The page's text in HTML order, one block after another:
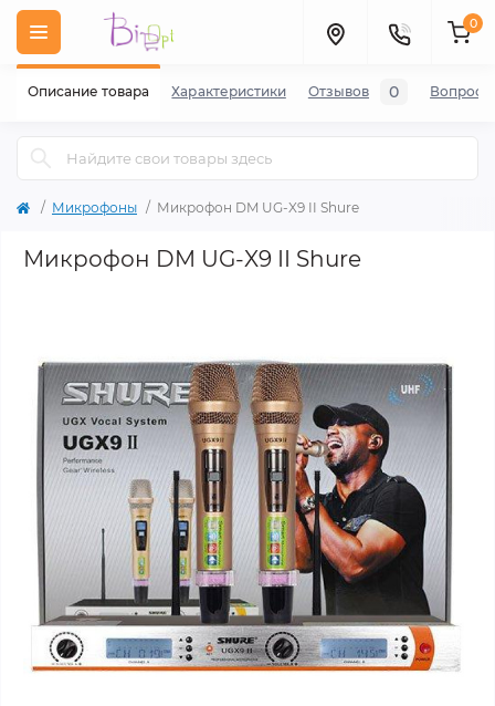
0
Микрофоны Микрофон DM UG-X9 II Shure
Микрофон DM UG-X9 II Shure
Описание товара Характеристики Отзывов 0 Вопросы